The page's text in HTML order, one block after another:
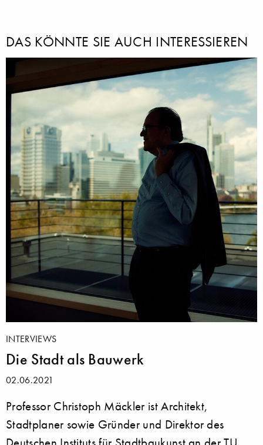
DAS KÖNNTE SIE AUCH INTERESSIEREN
INTERVIEWS
Die Stadt als Bauwerk
02.06.2021
Professor Christoph Mäckler ist Architekt,
Stadtplaner sowie Gründer und Direktor des